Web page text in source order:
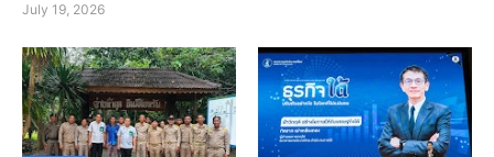
July 19, 2026